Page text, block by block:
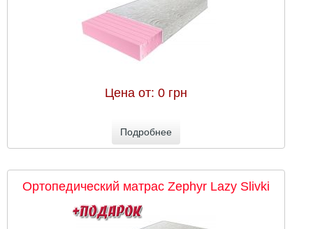
Цена от:0 грн
Подробнее
Ортопедический матрас Zephyr Lazy Slivki